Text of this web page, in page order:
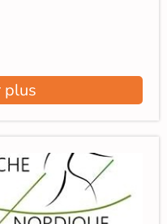
plus